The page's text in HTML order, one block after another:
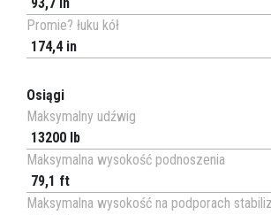
93,7 in
Promie? łuku kół
174,4 in
Osiągi
Maksymalny udźwig
13200 lb
Maksymalna wysokość podnoszenia
79,1 ft
Maksymalna wysokość na podporach